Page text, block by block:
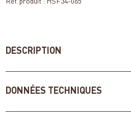
Réf. produit : HSF34-065
DESCRIPTION
DONNÉES TECHNIQUES